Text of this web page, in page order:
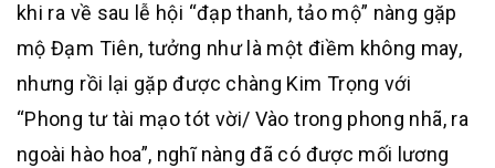
khi ra về sau lễ hội “đạp thanh, tảo mộ” nàng gặp
mộ Đạm Tiên, tưởng như là một điềm không may,
nhưng rồi lại gặp được chàng Kim Trọng với
“Phong tư tài mạo tót vời/ Vào trong phong nhã, ra
ngoài hào hoa”, nghĩ nàng đã có được mối lương